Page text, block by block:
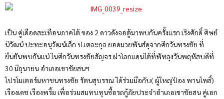
เป็น คู่เดือดสะเทือนภาคใต้ ของ 2 ดาวดังจอตู้มาพบกันครั้งแรก เริงศักดิ์ ศิษย์
นิวัฒน์ ปะทะอนุวัฒน์เล็ก ป.เตละกุล ยอดมวยพันธ์ดุจากศึกวันทรงชัย ที่
ยืนยันพบกันแน่ ในศึกวันทรงชัยสัญจร ผ่าโลกแดนใต้ที่พัทลุงวันพฤหัสบดีที่
30 มิถุนายน อำเภอเขาชัยสนฯ
โปรโมเตอร์มหาชนทรงชัย รัตนสุบรรณ ได้ร่วมมือกับ( ผู้ใหญ่ป๋อง พานโพธิ์)
เรืองเดช เรืองพริ้ม เพื่อร่วมสมทบทุนซื้อรถกู้ภัยประจำอำเภอเขาชัยสน คู่เอก